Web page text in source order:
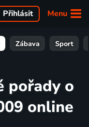
Menu
Přihlásit
Zábava Sport
pořady o
online